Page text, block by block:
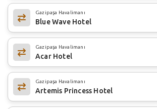
Gazipaşa Havalimanı
Blue Wave Hotel
Gazipaşa Havalimanı
Acar Hotel
Gazipaşa Havalimanı
Artemis Princess Hotel